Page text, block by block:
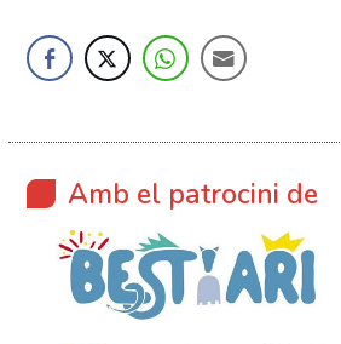
Amb el patrocini de